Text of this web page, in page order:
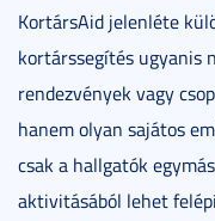
KortársAid jelenléte
kortárssegítés ugyanis
rendezvények vagy
hanem olyan sajátos
csak a hallgatók
aktivitásából lehet